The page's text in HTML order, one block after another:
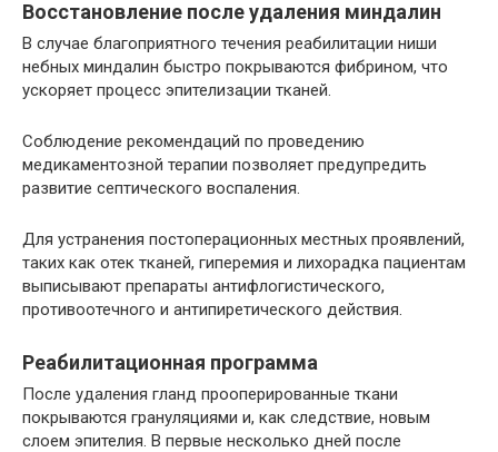
Восстановление после удаления миндалин
В случае благоприятного течения реабилитации ниши
небных миндалин быстро покрываются фибрином, что
ускоряет процесс эпителизации тканей.
Соблюдение рекомендаций по проведению
медикаментозной терапии позволяет предупредить
развитие септического воспаления.
Для устранения постоперационных местных проявлений,
таких как отек тканей, гиперемия и лихорадка пациентам
выписывают препараты антифлогистического,
противоотечного и антипиретического действия.
Реабилитационная программа
После удаления гланд прооперированные ткани
покрываются грануляциями и, как следствие, новым
слоем эпителия. В первые несколько дней после